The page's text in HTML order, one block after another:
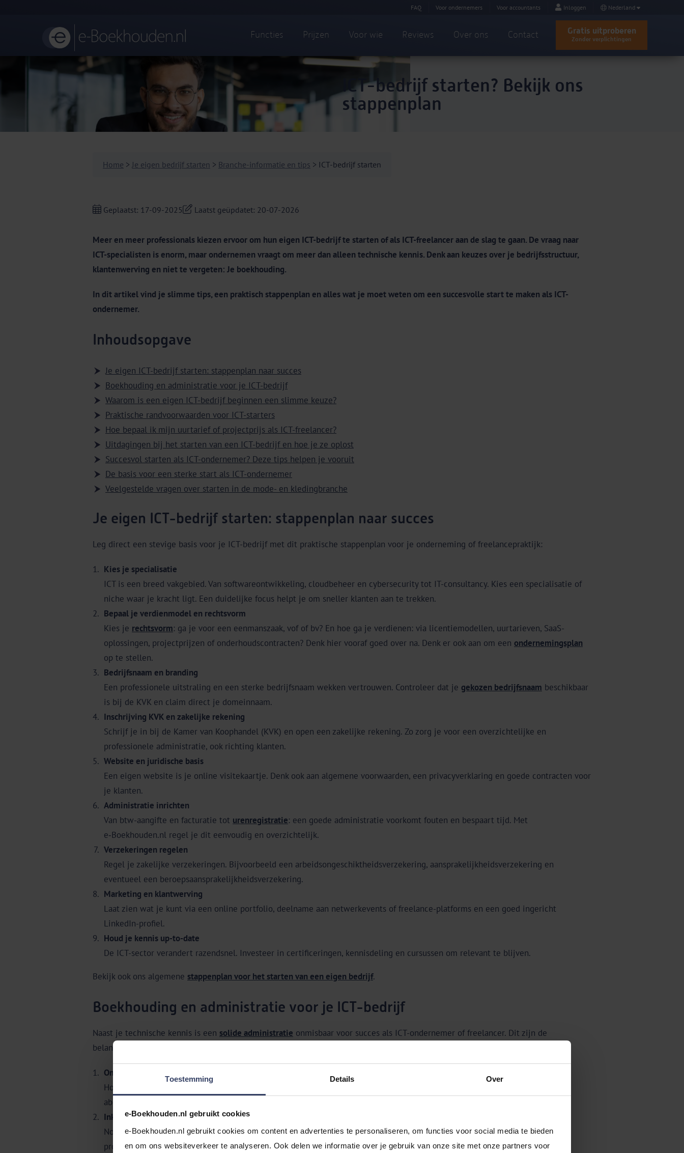
Toestemming Details Over
e-Boekhouden.nl gebruikt cookies
e-Boekhouden.nl gebruikt cookies om content en advertenties te personaliseren, om functies voor social media te bieden
en om ons websiteverkeer te analyseren. Ook delen we informatie over je gebruik van onze site met onze partners voor
FAQ Voor ondernemers Voor accountants Inloggen Nederland
Gratis uitproberen
Zonder verplichtingen
Functies Prijzen Voor wie Reviews Over ons Contact
ICT-bedrijf starten? Bekijk ons
stappenplan
Home > Je eigen bedrijf starten > Branche-informatie en tips > ICT-bedrijf starten
Geplaatst: 17-09-2025 Laatst geüpdatet: 20-07-2026
Meer en meer professionals kiezen ervoor om hun eigen ICT-bedrijf te starten of als ICT-freelancer aan de slag te gaan. De vraag naar
ICT-specialisten is enorm, maar ondernemen vraagt om meer dan alleen technische kennis. Denk aan keuzes over je bedrijfsstructuur,
klantenwerving en niet te vergeten: Je boekhouding.
In dit artikel vind je slimme tips, een praktisch stappenplan en alles wat je moet weten om een succesvolle start te maken als ICT-
ondernemer.
Inhoudsopgave
Je eigen ICT-bedrijf starten: stappenplan naar succes
Boekhouding en administratie voor je ICT-bedrijf
Waarom is een eigen ICT-bedrijf beginnen een slimme keuze?
Praktische randvoorwaarden voor ICT-starters
Hoe bepaal ik mijn uurtarief of projectprijs als ICT-freelancer?
Uitdagingen bij het starten van een ICT-bedrijf en hoe je ze oplost
Succesvol starten als ICT-ondernemer? Deze tips helpen je vooruit
De basis voor een sterke start als ICT-ondernemer
Veelgestelde vragen over starten in de mode- en kledingbranche
Je eigen ICT-bedrijf starten: stappenplan naar succes
Leg direct een stevige basis voor je ICT-bedrijf met dit praktische stappenplan voor je onderneming of freelancepraktijk:
Kies je specialisatie
ICT is een breed vakgebied. Van softwareontwikkeling, cloudbeheer en cybersecurity tot IT-consultancy. Kies een specialisatie of
niche waar je kracht ligt. Een duidelijke focus helpt je om sneller klanten aan te trekken.
Bepaal je verdienmodel en rechtsvorm
Kies je rechtsvorm: ga je voor een eenmanszaak, vof of bv? En hoe ga je verdienen: via licentiemodellen, uurtarieven, SaaS-
oplossingen, projectprijzen of onderhoudscontracten? Denk hier vooraf goed over na. Denk er ook aan om een ondernemingsplan
op te stellen.
Bedrijfsnaam en branding
Een professionele uitstraling en een sterke bedrijfsnaam wekken vertrouwen. Controleer dat je gekozen bedrijfsnaam beschikbaar
is bij de KVK en claim direct je domeinnaam.
Inschrijving KVK en zakelijke rekening
Schrijf je in bij de Kamer van Koophandel (KVK) en open een zakelijke rekening. Zo zorg je voor een overzichtelijke en
professionele administratie, ook richting klanten.
Website en juridische basis
Een eigen website is je online visitekaartje. Denk ook aan algemene voorwaarden, een privacyverklaring en goede contracten voor
je klanten.
Administratie inrichten
Van btw-aangifte en facturatie tot urenregistratie: een goede administratie voorkomt fouten en bespaart tijd. Met
e‑Boekhouden.nl regel je dit eenvoudig en overzichtelijk.
Verzekeringen regelen
Regel je zakelijke verzekeringen. Bijvoorbeeld een arbeidsongeschiktheidsverzekering, aansprakelijkheidsverzekering en
eventueel een beroepsaansprakelijkheidsverzekering.
Marketing en klantwerving
Laat zien wat je kunt via een online portfolio, deelname aan netwerkevents of freelance-platforms en een goed ingericht
LinkedIn-profiel.
Houd je kennis up-to-date
De ICT-sector verandert razendsnel. Investeer in certificeringen, kennisdeling en cursussen om relevant te blijven.
Bekijk ook ons algemene stappenplan voor het starten van een eigen bedrijf.
Boekhouding en administratie voor je ICT-bedrijf
Naast je technische kennis is een solide administratie onmisbaar voor succes als ICT-ondernemer of freelancer. Dit zijn de
belangrijkste punten om goed te regelen:
Omzetregistratie
Houd al je inkomsten overzichtelijk bij. Dit geldt voor alle verdienmodellen:
abonnementen.
Inkoop
Noteer al je zakelijke uitgaven, zoals uitgaven aan cloudservices, hardware (laptop, servers), softwarelicenties en
projectmanagementtools. Zo houd je grip op je kosten en kun jebtwterugvragen.